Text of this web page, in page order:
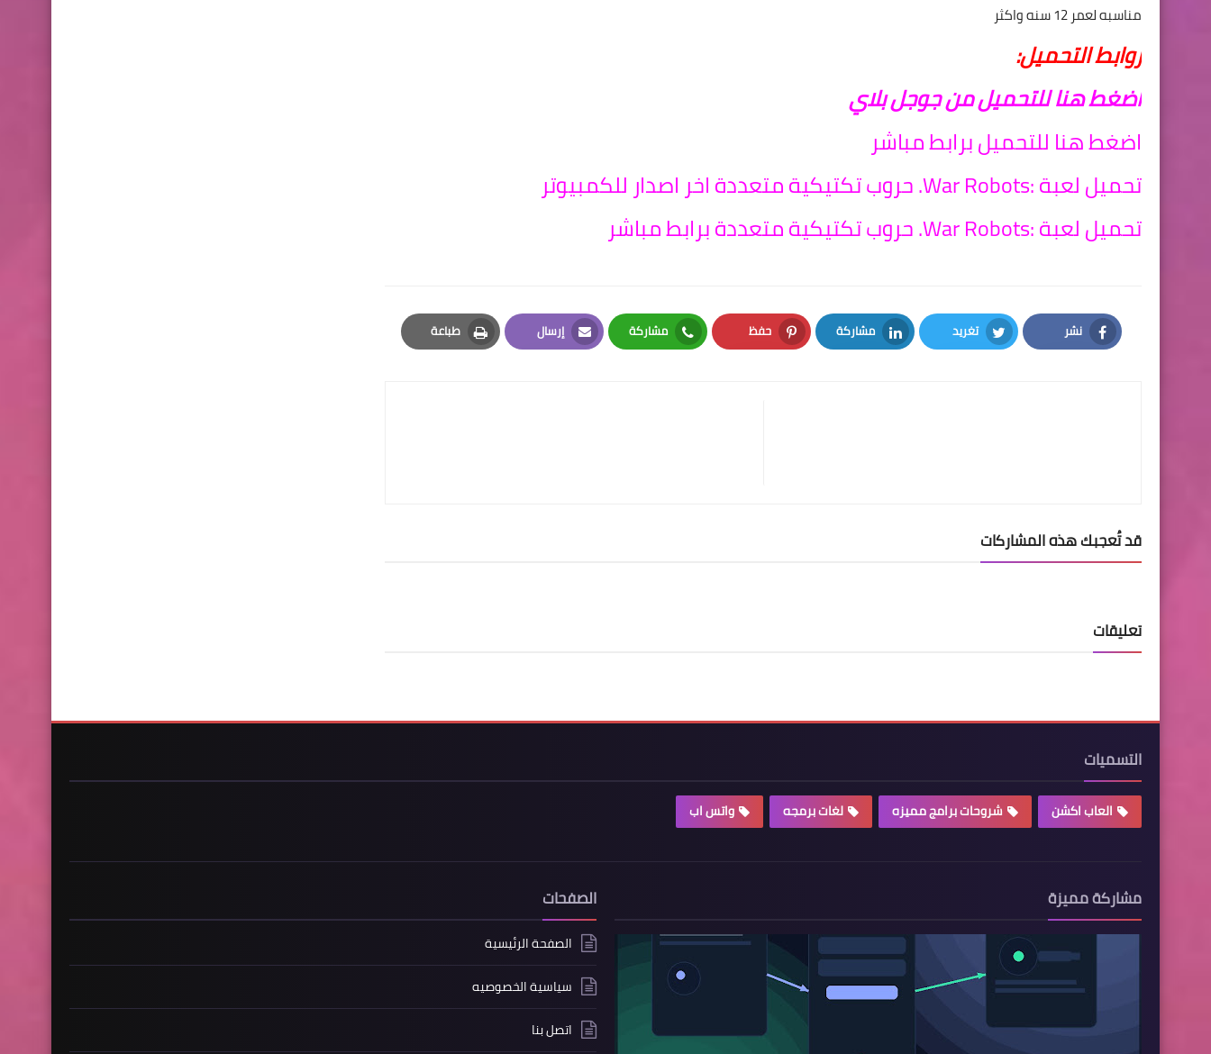
مناسبه لعمر 12 سنه واكثر
روابط التحميل:
اضغط هنا للتحميل من جوجل بلاي
اضغط هنا للتحميل برابطمباشر
تحميل لعبة :War Robots. حروب تكتيكية متعددة اخر اصدار للكمبيوتر
تحميل لعبة :War Robots. حروب تكتيكية متعددة برابط مباشر
نشر
Facebook
تغريد
Twitter
مشاركة
LinkedIn
حفظ
Pinterest
مشاركة
Whatsapp
إرسال
Email
طباعة
Print
قد تُعجبك هذه المشاركات
تعليقات
التسميات
العاب اكشن شروحات برامج مميزه لغات برمجه واتس اب
مشاركة مميزة الصفحات
الصفحة الرئيسية
سياسية الخصوصيه
اتصل بنا